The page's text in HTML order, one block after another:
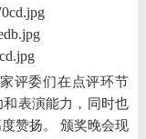
评委们在点评环节
表演能力，同时也
赞扬。 颁奖晚会现